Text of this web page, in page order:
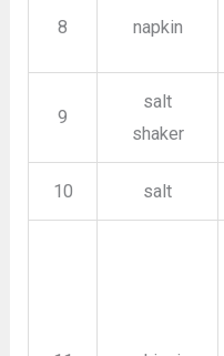
8 napkin
9
salt
shaker
10 salt